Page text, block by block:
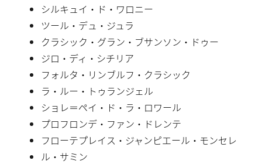
シルキュイ・ド・ワロニー
ツール・デュ・ジュラ
クラシック・グラン・ブサンソン・ドゥー
ジロ・ディ・シチリア
フォルタ・リンブルフ・クラシック
ラ・ルー・トゥランジェル
ショレ＝ペイ・ド・ラ・ロワール
プロフロンデ・ファン・ドレンテ
フローテプレイス・ジャンピエール・モンセレ
ル・サミン